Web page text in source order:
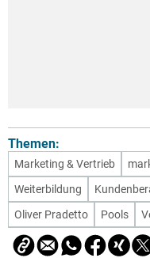
Themen:
Marketing & Vertrieb
Weiterbildung
Oliver Pradetto
Pools